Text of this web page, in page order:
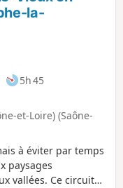
la-
5h 45
et-Loire) (Saône-
à éviter par temps
paysages
vallées. Ce circuit